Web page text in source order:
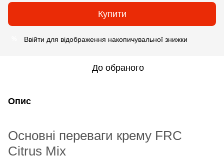
Купити
Ввійти для відображення накопичувальної знижки
До обраного
Опис
Основні переваги крему FRC
Citrus Mix